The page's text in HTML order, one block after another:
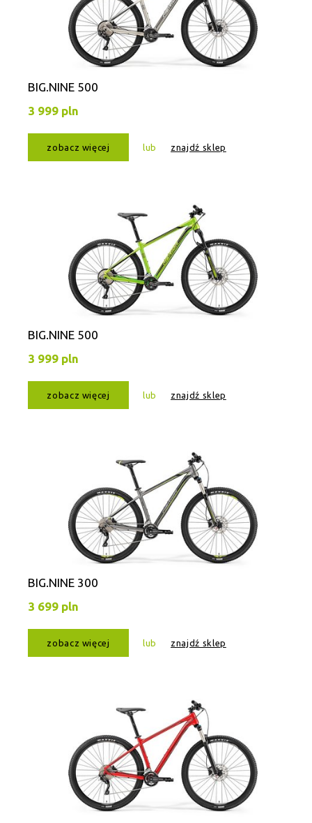
BIG.NINE 500
3 999 pln
zobacz więcej lub znajdź sklep
BIG.NINE 500
3 999 pln
zobacz więcej lub znajdź sklep
BIG.NINE 300
3 699 pln
zobacz więcej lub znajdź sklep